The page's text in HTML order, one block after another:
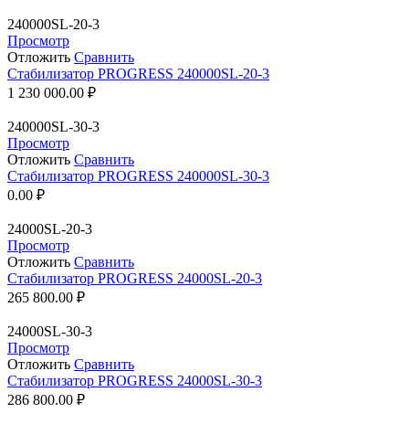
240000SL-20-3
Просмотр
Отложить Сравнить
Стабилизатор PROGRESS 240000SL-20-3
1 230 000.00 ₽
240000SL-30-3
Просмотр
Отложить Сравнить
Стабилизатор PROGRESS 240000SL-30-3
0.00 ₽
24000SL-20-3
Просмотр
Отложить Сравнить
Стабилизатор PROGRESS 24000SL-20-3
265 800.00 ₽
24000SL-30-3
Просмотр
Отложить Сравнить
Стабилизатор PROGRESS 24000SL-30-3
286 800.00 ₽